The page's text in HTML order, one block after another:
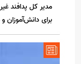
مدیر کل پدافند
برای